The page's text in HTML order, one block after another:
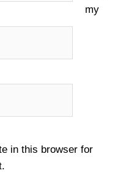
my
in this browser for